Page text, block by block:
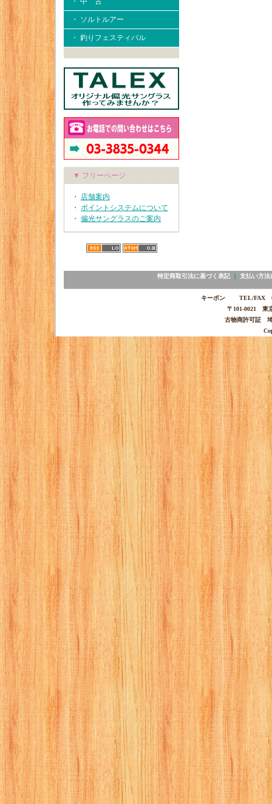
・ ソルトルアー
・ 釣りフェスティバル
▼ フリーページ
・ 店舗案内
・ ポイントシステムについて
・ 偏光サングラスのご案内
特定商取引法に基づく表記｜ 支払い方法
キーポン TEL/FAX
〒101-0021 東
古物商許可証